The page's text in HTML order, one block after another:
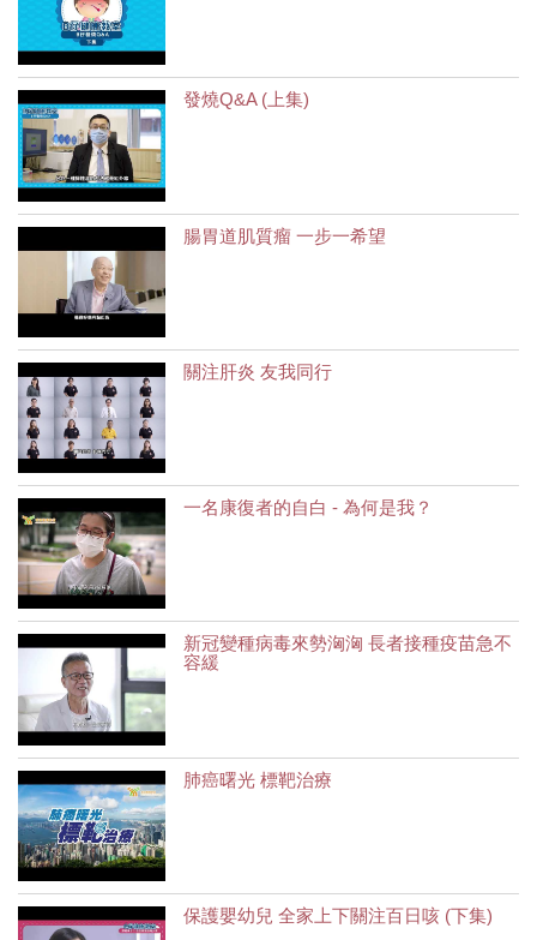
發燒Q&A (上集)
腸胃道肌質瘤 一步一希望
關注肝炎 友我同行
一名康復者的自白 - 為何是我？
新冠變種病毒來勢洶洶 長者接種疫苗急不
容緩
肺癌曙光 標靶治療
保護嬰幼兒 全家上下關注百日咳 (下集)